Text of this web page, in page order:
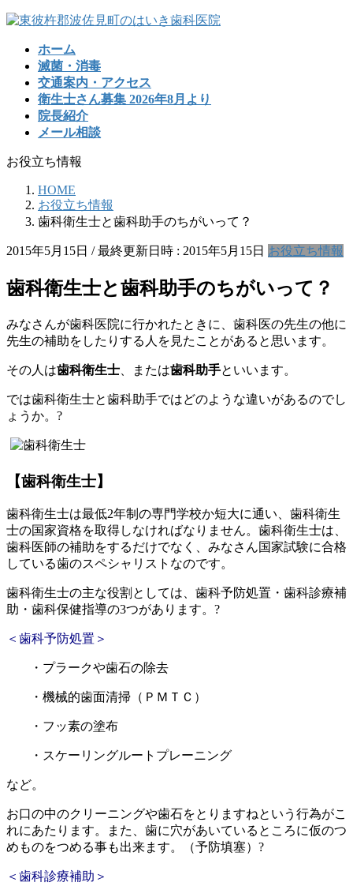
コ
プ
ナ
動
ホーム
滅菌・消毒
交通案内・アクセス
衛生士さん募集 2026年8月より
院長紹介
メール相談
お役立ち情報
HOME
お役立ち情報
歯科衛生士と歯科助手のちがいって？
2015年5月15日 / 最終更新日時 : 2015年5月15日 お役立ち情報
歯科衛生士と歯科助手のちがいって？
みなさんが歯科医院に行かれたときに、歯科医の先生の他に
先生の補助をしたりする人を見たことがあると思います。
その人は歯科衛生士 、または歯科助手といいます。
では歯科衛生士と歯科助手ではどのような違いがあるのでし
ょうか。?
【歯科衛生士】
歯科衛生士は最低2年制の専門学校か短大に通い、歯科衛生
士の国家資格を取得しなければなりません。歯科衛生士は、
歯科医師の補助をするだけでなく、みなさん国家試験に合格
している歯のスペシャリストなのです。
歯科衛生士の主な役割としては、歯科予防処置・歯科診療補
助・歯科保健指導の3つがあります。?
＜歯科予防処置＞
・プラークや歯石の除去
・機械的歯面清掃（ＰＭＴＣ）
・フッ素の塗布
・スケーリングルートプレーニング
など。
お口の中のクリーニングや歯石をとりますねという行為がこ
れにあたります。また、歯に穴があいているところに仮のつ
めものをつめる事も出来ます。（予防填塞）?
＜歯科診療補助＞